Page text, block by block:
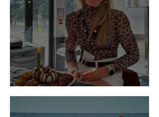
Trainingslager Vichy